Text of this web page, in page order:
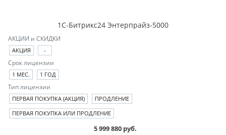
1С-Битрикс24 Энтерпрайз-5000
АКЦИИ и СКИДКИ
АКЦИЯ -
Срок лицензии
1 МЕС. 1 ГОД
Тип лицензии
ПЕРВАЯ ПОКУПКА (АКЦИЯ)
ПРОДЛЕНИЕ
ПЕРВАЯ ПОКУПКА ИЛИ ПРОДЛЕНИЕ
5 999 880 руб.